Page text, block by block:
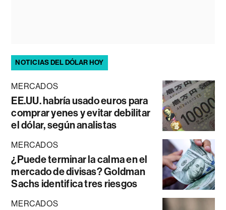
NOTICIAS DEL DÓLAR HOY
MERCADOS
EE.UU. habría usado euros para
comprar yenes y evitar debilitar
el dólar, según analistas
MERCADOS
¿Puede terminar la calma en el
mercado de divisas? Goldman
Sachs identifica tres riesgos
MERCADOS